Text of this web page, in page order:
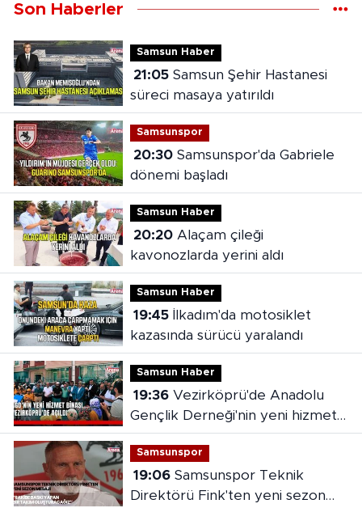
Son Haberler
Samsun Haber
21:05Samsun Şehir Hastanesi
süreci masaya yatırıldı
Samsunspor
20:30Samsunspor'da Gabriele
dönemi başladı
Samsun Haber
20:20Alaçam çileği
kavonozlarda yerini aldı
Samsun Haber
19:45İlkadım'da motosiklet
kazasında sürücü yaralandı
Samsun Haber
19:36Vezirköprü'de Anadolu
Gençlik Derneği'nin yeni hizmet
binası açıldı
Samsunspor
19:06Samsunspor Teknik
Direktörü Fink'ten yeni sezon